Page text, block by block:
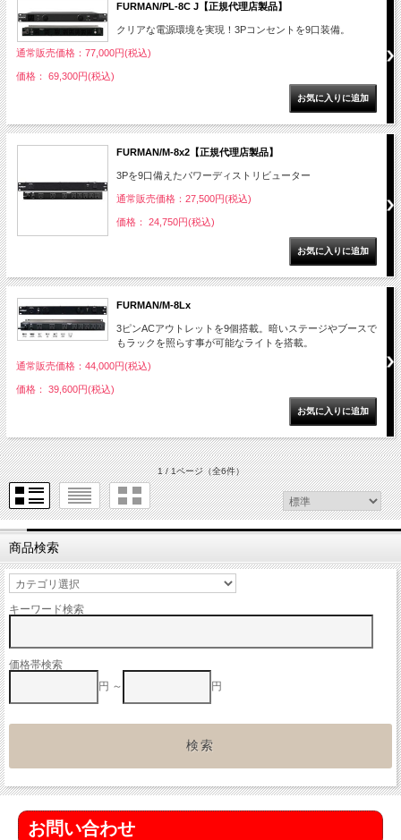
FURMAN/PL-8C J【正規代理店製品】
クリアな電源環境を実現！3Pコンセントを9口装備。
通常販売価格：77,000円(税込)
価格： 69,300円(税込)
FURMAN/M-8x2【正規代理店製品】
3Pを9口備えたパワーディストリビューター
通常販売価格：27,500円(税込)
価格： 24,750円(税込)
FURMAN/M-8Lx
3ピンACアウトレットを9個搭載。暗いステージやブースで
もラックを照らす事が可能なライトを搭載。
通常販売価格：44,000円(税込)
価格： 39,600円(税込)
1 / 1ページ（全6件）
商品検索
キーワード検索
価格帯検索
円 ～
円
お問い合わせ